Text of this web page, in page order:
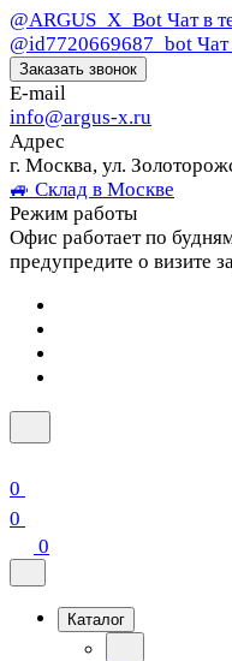
@ARGUS_X_Bot Чат в
@id7720669687_bot
Заказать звонок
E-mail
info@argus-x.ru
Адрес
г. Москва, ул.
🚙 Склад в Москве
Режим работы
Офис работает по
предупредите о визите
0
0
0
Каталог